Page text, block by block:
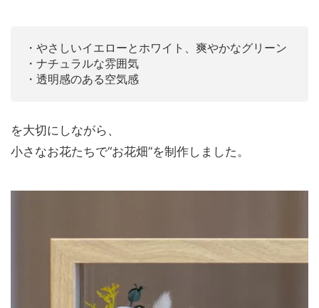
・やさしいイエローとホワイト、爽やかなグリーン
・ナチュラルな雰囲気
・透明感のある空気感
を大切にしながら、
小さなお花たちで“お花畑”を制作しました。